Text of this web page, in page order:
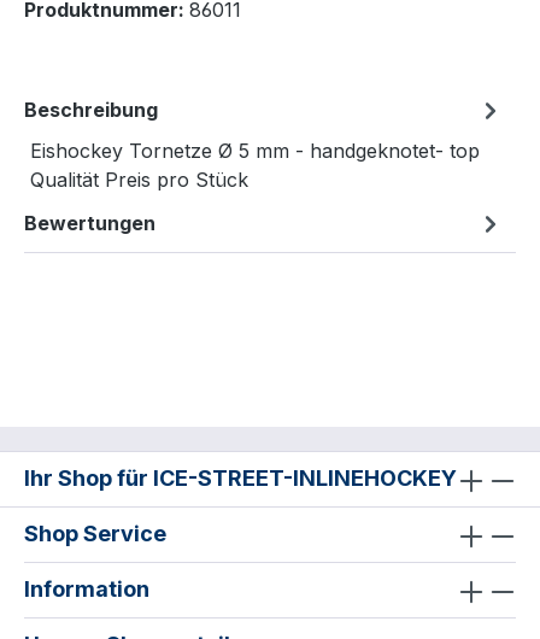
Produktnummer: 86011
Beschreibung
Eishockey Tornetze Ø 5 mm - handgeknotet- top
Qualität Preis pro Stück
Bewertungen
Ihr Shop für ICE-STREET-INLINEHOCKEY
Shop Service
Information